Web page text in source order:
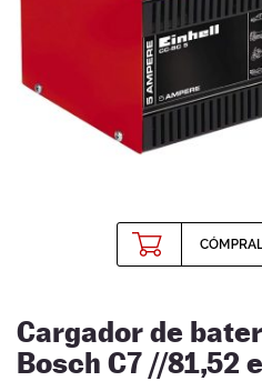
Cargador de
Bosch C7 //81,52